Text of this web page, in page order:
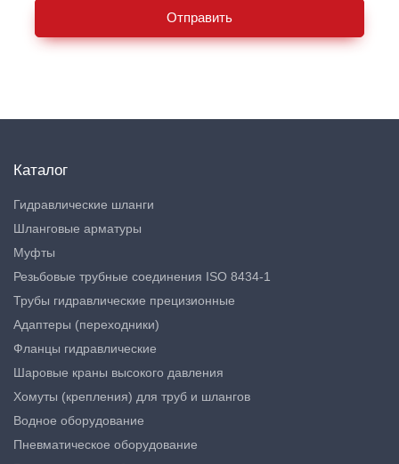
Отправить
Каталог
Гидравлические шланги
Шланговые арматуры
Муфты
Резьбовые трубные соединения ISO 8434-1
Трубы гидравлические прецизионные
Адаптеры (переходники)
Фланцы гидравлические
Шаровые краны высокого давления
Хомуты (крепления) для труб и шлангов
Водное оборудование
Пневматическое оборудование